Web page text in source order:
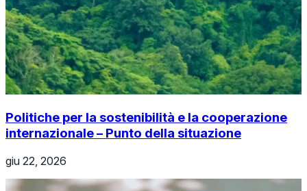
Politiche per la sostenibilità e la cooperazione
internazionale – Punto della situazione
giu 22, 2026